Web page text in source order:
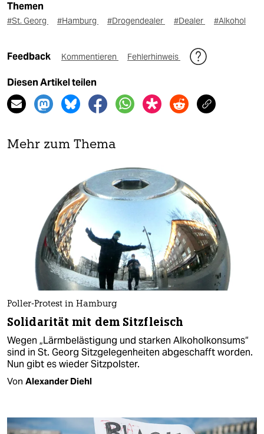
Themen
#St. Georg #Hamburg #Drogendealer #Dealer #Alkohol
Feedback Kommentieren Fehlerhinweis
Diesen Artikel teilen
Mehr zum Thema
Poller-Protest in Hamburg
Solidarität mit dem Sitzfleisch
Wegen „Lärmbelästigung und starken Alkoholkonsums“
sind in St. Georg Sitzgelegenheiten abgeschafft worden.
Nun gibt es wieder Sitzpolster.
Von Alexander Diehl